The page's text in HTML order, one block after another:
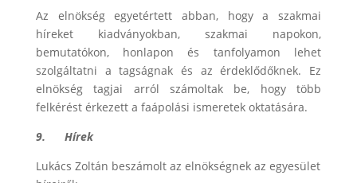
Az elnökség egyetértett abban, hogy a szakmai
híreket kiadványokban, szakmai napokon,
bemutatókon, honlapon és tanfolyamon lehet
szolgáltatni a tagságnak és az érdeklődőknek. Ez
elnökség tagjai arról számoltak be, hogy több
felkérést érkezett a faápolási ismeretek oktatására.
9. Hírek
Lukács Zoltán beszámolt az elnökségnek az egyesület